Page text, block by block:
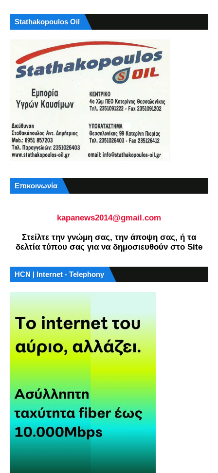
Stathakopoulos Oil
Επικοινωνία
kapanews2014@gmail.com
Στείλτε την γνώμη σας, την άποψη σας, ή τα
δελτία τύπου σας για να δημοσιευθούν στο Site
HCN | Internet - Telephony